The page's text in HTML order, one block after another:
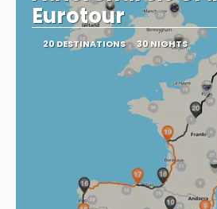
Eurotour
20 DESTINATIONS 30 NIGHTS